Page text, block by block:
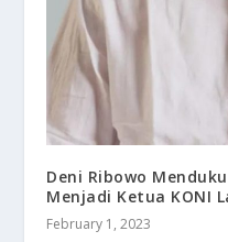
Deni Ribowo
Menjadi Ketua KONI
February 1, 2023